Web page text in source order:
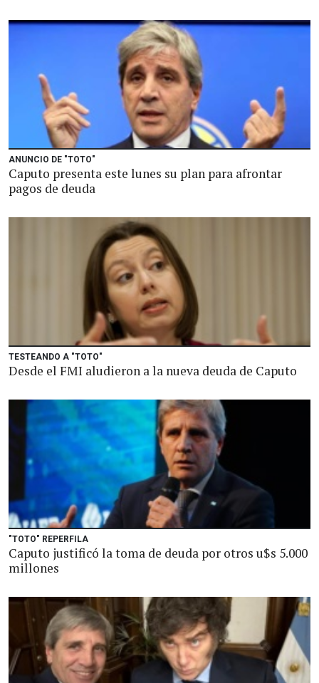
ANUNCIO DE "TOTO"
Caputo presenta este lunes su plan para afrontar
pagos de deuda
TESTEANDO A "TOTO"
Desde el FMI aludieron a la nueva deuda de Caputo
"TOTO" REPERFILA
Caputo justificó la toma de deuda por otros u$s 5.000
millones